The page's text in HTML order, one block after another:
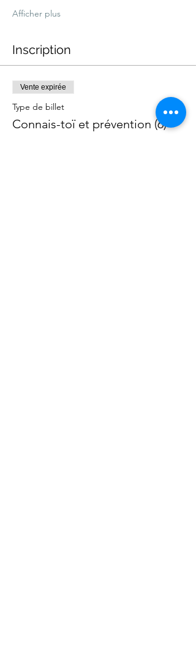
Afficher plus
Inscription
Vente expirée
Type de billet
Connais-toï et prévention (6)